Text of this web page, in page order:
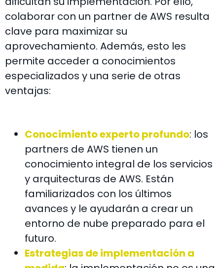
colaborar con un partner de AWS resulta
clave para maximizar su
aprovechamiento. Además, esto les
permite acceder a conocimientos
especializados y una serie de otras
ventajas:
Conocimiento experto profundo: los
partners de AWS tienen un
conocimiento integral de los servicios
y arquitecturas de AWS. Están
familiarizados con los últimos
avances y le ayudarán a crear un
entorno de nube preparado para el
futuro.
Estrategias de implementación a